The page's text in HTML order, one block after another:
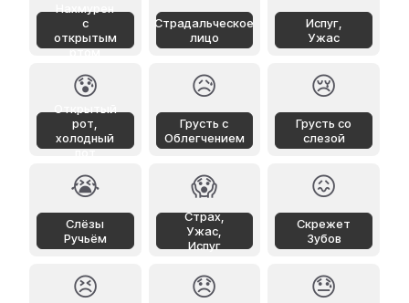
с
открытым
ртом
Страдальческое
лицо
Испуг,
Ужас
😰
рот,
холодный
пот
😥
Грусть с
Облегчением
😢
Грусть со
слезой
😭
Слёзы
Ручьём
😱
Страх,
Ужас,
Испуг
😖
Скрежет
Зубов
😣 😞 😓